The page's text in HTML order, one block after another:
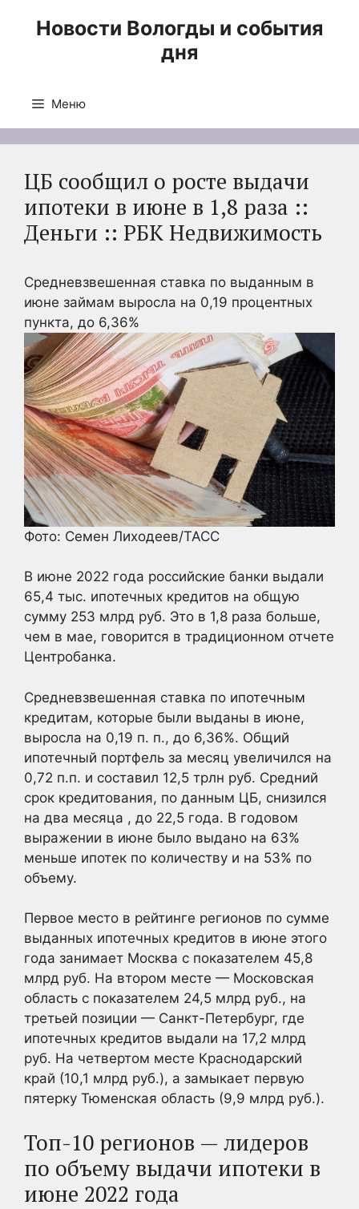
Новости Вологды и события
дня
Меню
ЦБ сообщил о росте выдачи
ипотеки в июне в 1,8 раза ::
Деньги :: РБК Недвижимость
Cредневзвешенная ставка по выданным в
июне займам выросла на 0,19 процентных
пункта, до 6,36%
Фото: Семен Лиходеев/ТАСС
В июне 2022 года российские банки выдали
65,4 тыс. ипотечных кредитов на общую
сумму 253 млрд руб. Это в 1,8 раза больше,
чем в мае, говорится в традиционном отчете
Центробанка.
Средневзвешенная ставка по ипотечным
кредитам, которые были выданы в июне,
выросла на 0,19 п. п., до 6,36%. Общий
ипотечный портфель за месяц увеличился на
0,72 п.п. и составил 12,5 трлн руб. Средний
срок кредитования, по данным ЦБ, снизился
на два месяца , до 22,5 года. В годовом
выражении в июне было выдано на 63%
меньше ипотек по количеству и на 53% по
объему.
Первое место в рейтинге регионов по сумме
выданных ипотечных кредитов в июне этого
года занимает Москва с показателем 45,8
млрд руб. На втором месте — Московская
область с показателем 24,5 млрд руб., на
третьей позиции — Санкт-Петербург, где
ипотечных кредитов выдали на 17,2 млрд
руб. На четвертом месте Краснодарский
край (10,1 млрд руб.), а замыкает первую
пятерку Тюменская область (9,9 млрд руб.).
Топ-10 регионов — лидеров
по объему выдачи ипотеки в
июне 2022 года